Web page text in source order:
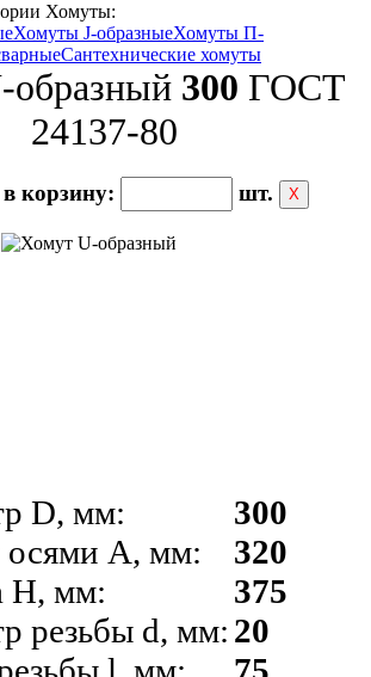
Хомуты:
Хомуты J-образныеХомуты П-
Сантехнические хомуты
образный300 ГОСТ
24137-80
корзину: шт. Х
D, мм:
A, мм:
H, мм:
резьбы d, мм:
300
320
375
20